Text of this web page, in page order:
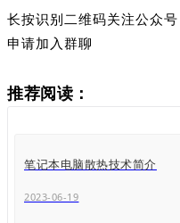
长按识别二维码关注公众
申请加入群聊
推荐阅读：
笔记本电脑散热技术简介
2023-06-19